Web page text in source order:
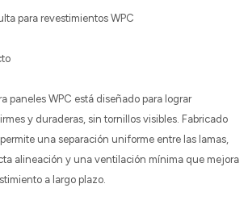
para revestimientos WPC
paneles WPC está diseñado para lograr
y duraderas, sin tornillos visibles. Fabricado
una separación uniforme entre las lamas,
alineación y una ventilación mínima que mejora
a largo plazo.